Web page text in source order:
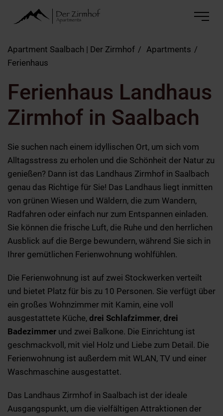
Apartment Saalbach | Der Zirmhof
Apartments
Ferienhaus
Ferienhaus Landhaus
Zirmhof in Saalbach
Sie suchen nach einem idyllischen Ort, um sich vom
Alltagsstress zu erholen und die Schönheit der Natur zu
genießen? Dann ist das Landhaus Zirmhof in Saalbach
genau das Richtige für Sie! Das Landhaus liegt inmitten
von grünen Wiesen und Wäldern, die zum Wandern,
Radfahren oder einfach nur zum Entspannen einladen.
Sie können die frische Luft, die Ruhe und den herrlichen
Ausblick auf die Berge bewundern, während Sie sich in
Ihrer gemütlichen Ferienwohnung wohlfühlen.
Die Ferienwohnung ist auf zwei Stockwerken verteilt
und bietet Platz für bis zu 10 Personen. Sie verfügt über
ein großes Wohnzimmer mit Kamin, eine voll
ausgestattete Küche, drei Schlafzimmer, drei
Badezimmer und zwei Balkone. Die Einrichtung ist
geschmackvoll, mit viel Holz und Liebe zum Detail. Die
Ferienwohnung ist außerdem mit WLAN, TV und einer
Waschmaschine ausgestattet.
Das Landhaus Zirmhof in Saalbach ist der ideale
Ausgangspunkt, um die vielfältigen Attraktionen der